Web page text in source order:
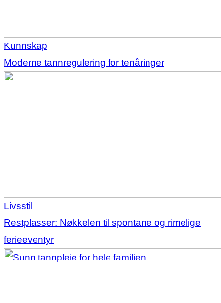
Kunnskap
Moderne tannregulering for tenåringer
Livsstil
Restplasser: Nøkkelen til spontane og rimelige
ferieeventyr